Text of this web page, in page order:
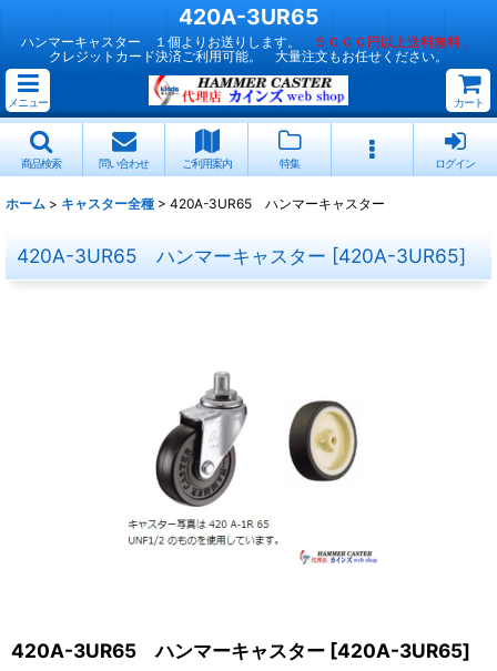
420A-3UR65
ハンマーキャスター １個よりお送りします。
５０００円以上送料無料 。
クレジットカード決済ご利用可能。 大量注文もお任せください。
メニュー カート
商品検索 問い合わせ ご利用案内 特集 ログイン
ホーム > キャスター全種 > 420A-3UR65 ハンマーキャスター
420A-3UR65 ハンマーキャスター [420A-3UR65]
420A-3UR65 ハンマーキャスター [420A-3UR65]